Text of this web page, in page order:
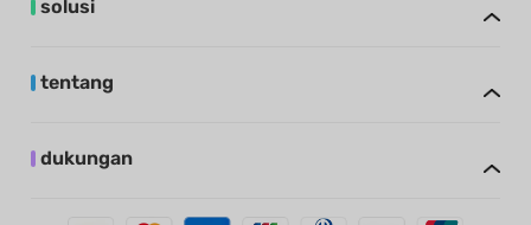
solusi
tentang
dukungan